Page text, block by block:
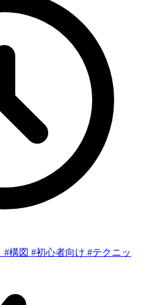
#構図 #初心者向け #テクニッ